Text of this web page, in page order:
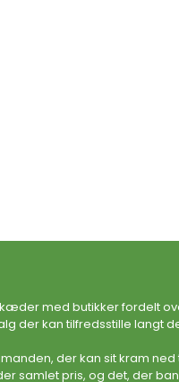
med butikker fordelt
der kan tilfredsstille langt
der kan sit kram ned
samlet pris, og det, der